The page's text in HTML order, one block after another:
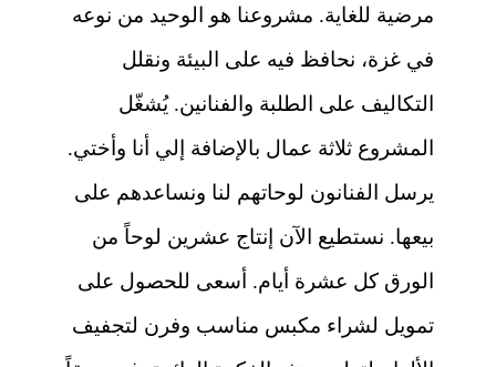
مرضية للغاية. مشروعنا هو الوحيد من نوعه
في غزة، نحافظ فيه على البيئة ونقلل
التكاليف على الطلبة والفنانين. يُشغّل
المشروع ثلاثة عمال بالإضافة إلي أنا وأختي.
يرسل الفنانون لوحاتهم لنا ونساعدهم على
بيعها. نستطيع الآن إنتاج عشرين لوحاً من
الورق كل عشرة أيام. أسعى للحصول على
تمويل لشراء مكبس مناسب وفرن لتجفيف